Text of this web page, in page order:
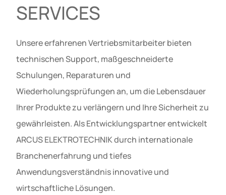
SERVICES
Unsere erfahrenen Vertriebsmitarbeiter bieten
technischen Support, maßgeschneiderte
Schulungen, Reparaturen und
Wiederholungsprüfungen an, um die Lebensdauer
Ihrer Produkte zu verlängern und Ihre Sicherheit zu
gewährleisten. Als Entwicklungspartner entwickelt
ARCUS ELEKTROTECHNIK durch internationale
Branchenerfahrung und tiefes
Anwendungsverständnis innovative und
wirtschaftliche Lösungen.